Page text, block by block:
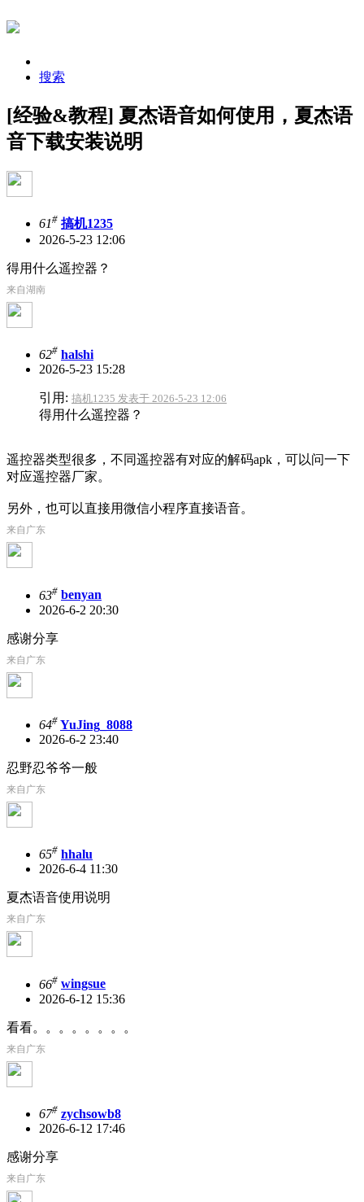
搜索
[经验&教程] 夏杰语音如何使用，夏杰语
音下载安装说明
61# 搞机1235
2026-5-23 12:06
得用什么遥控器？
来自湖南
62# halshi
2026-5-23 15:28
引用: 搞机1235 发表于 2026-5-23 12:06
得用什么遥控器？
遥控器类型很多，不同遥控器有对应的解码apk，可以问一下
对应遥控器厂家。
另外，也可以直接用微信小程序直接语音。
来自广东
63# benyan
2026-6-2 20:30
感谢分享
来自广东
64# YuJing_8088
2026-6-2 23:40
忍野忍爷爷一般
来自广东
65# hhalu
2026-6-4 11:30
夏杰语音使用说明
来自广东
66# wingsue
2026-6-12 15:36
看看。。。。。。。。
来自广东
67# zychsowb8
2026-6-12 17:46
感谢分享
来自广东